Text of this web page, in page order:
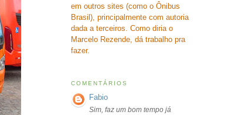
em outros sites (como o Ônibus
Brasil), principalmente com autoria
dada a terceiros. Como diria o
Marcelo Rezende, dá trabalho pra
fazer.
COMENTÁRIOS
Fabio
Sim, faz um bom tempo já